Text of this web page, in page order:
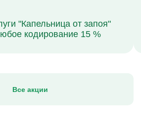
"Капельница от запоя"
кодирование 15 %
Все акции